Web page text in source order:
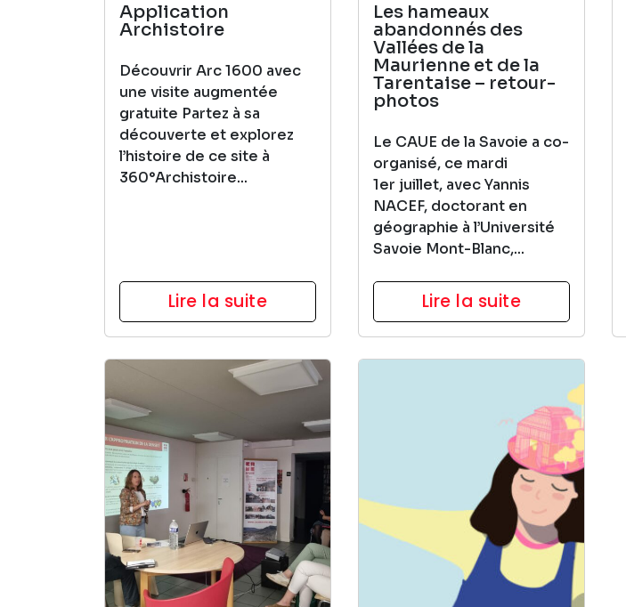
Application
Archistoire
Découvrir Arc 1600 avec
une visite augmentée
gratuite Partez à sa
découverte et explorez
l’histoire de ce site à
360°Archistoire...
Lire la suite
Les hameaux
abandonnés des
Vallées de la
Maurienne et de la
Tarentaise – retour-
photos
Le CAUE de la Savoie a co-
organisé, ce mardi
1er juillet, avec Yannis
NACEF, doctorant en
géographie à l’Université
Savoie Mont-Blanc,...
Lire la suite